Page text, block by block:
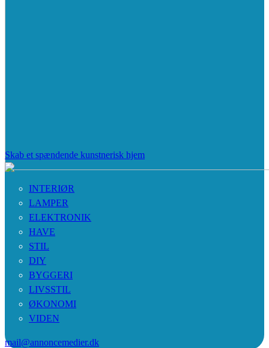
Skab et spændende kunstnerisk hjem
INTERIØR
LAMPER
ELEKTRONIK
HAVE
STIL
DIY
BYGGERI
LIVSSTIL
ØKONOMI
VIDEN
mail@annoncemedier.dk